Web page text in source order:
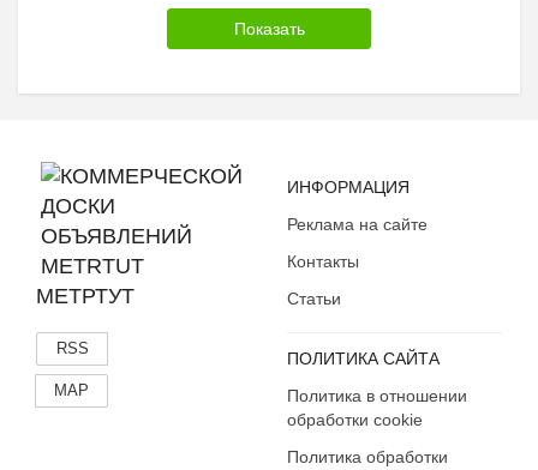
МЕТРТУТ
RSS
MAP
ИНФОРМАЦИЯ
Реклама на сайте
Контакты
Статьи
ПОЛИТИКА САЙТА
Политика в отношении
обработки cookie
Политика обработки